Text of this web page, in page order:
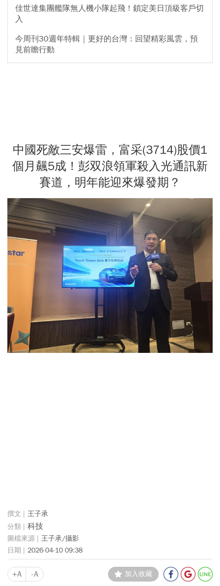
佳世達集團艦隊無人機小隊起飛！鎖定美日頂級客戶切
入
今周刊30週年特輯｜更好的台灣：回望精彩風雲，預
見前瞻行動
中國死敵三安爆雷，富采(3714)股價1
個月飆5成！彭双浪領軍殺入光通訊新
賽道，明年能迎來爆發期？
王子承
科技
王子承/攝影
2026-04-10 09:38
+A -A 加入收藏